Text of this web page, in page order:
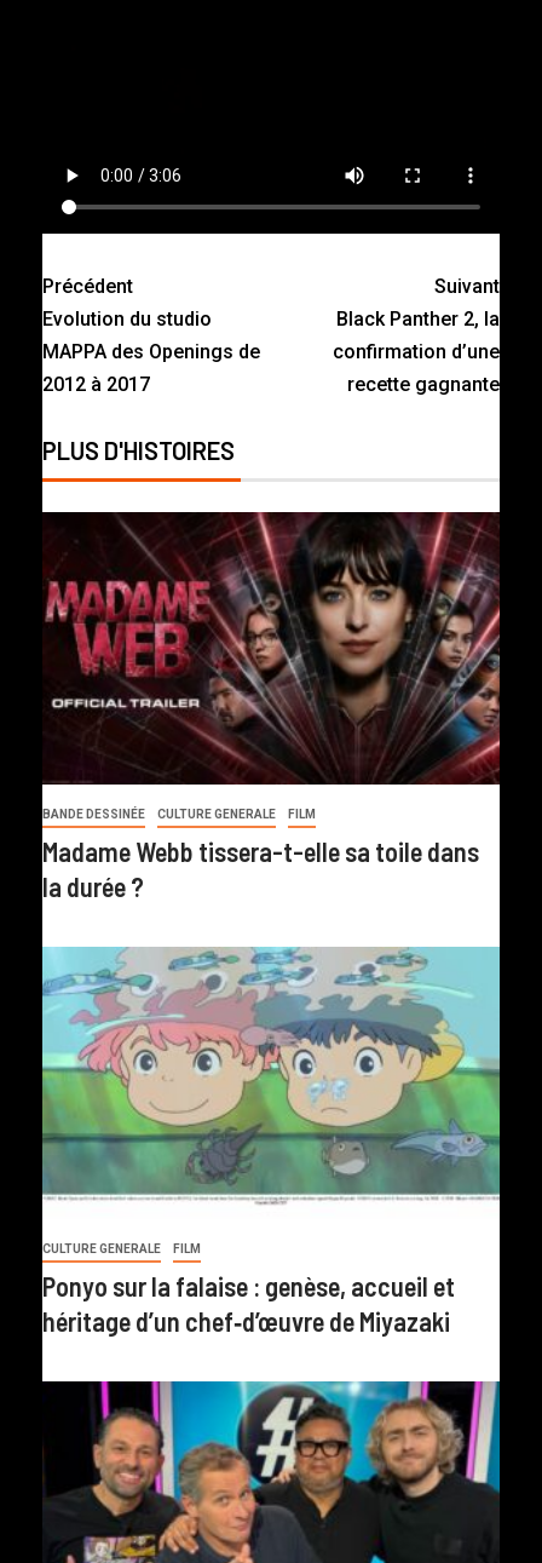
Précédent
Evolution du studio
MAPPA des Openings de
2012 à 2017
Suivant
Black Panther 2, la
confirmation d’une
recette gagnante
PLUS D'HISTOIRES
BANDE DESSINÉE CULTURE GENERALE FILM
Madame Webb tissera-t-elle sa toile dans
la durée ?
CULTURE GENERALE FILM
Ponyo sur la falaise : genèse, accueil et
héritage d’un chef‑d’œuvre de Miyazaki